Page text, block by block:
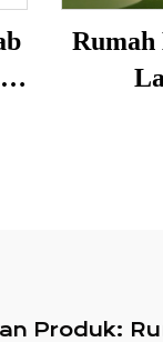
Rumah
Produk: